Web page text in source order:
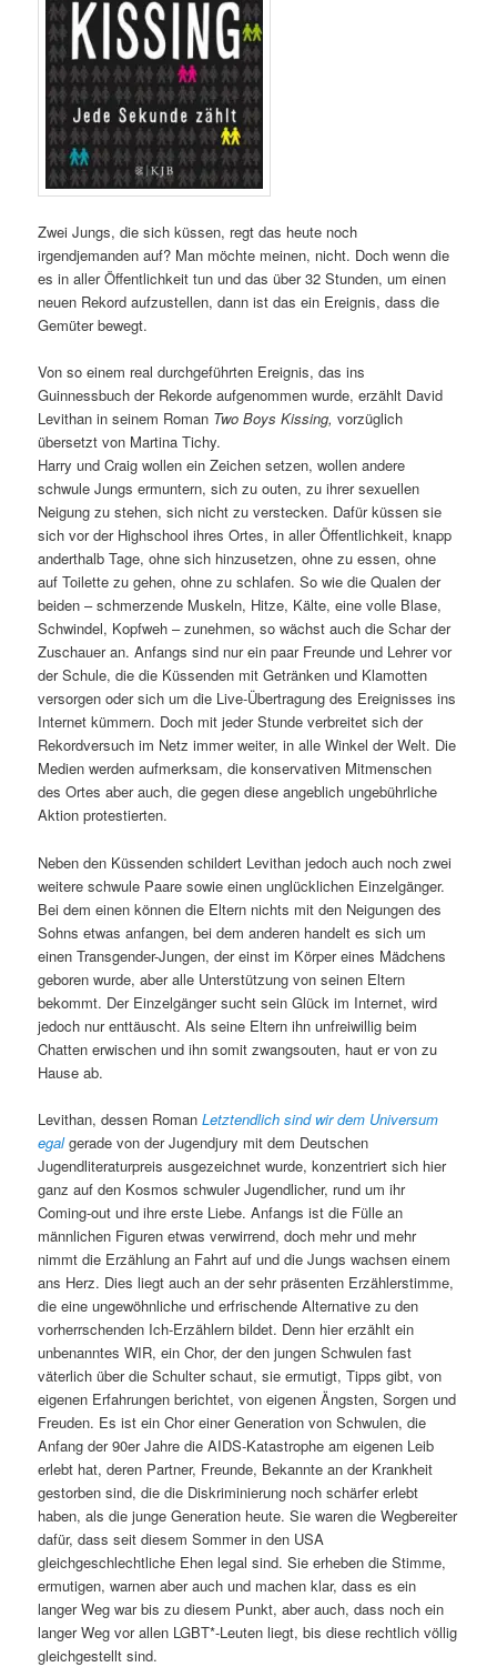
Zwei Jungs, die sich küssen, regt das heute noch
irgendjemanden auf? Man möchte meinen, nicht. Doch wenn die
es in aller Öffentlichkeit tun und das über 32 Stunden, um einen
neuen Rekord aufzustellen, dann ist das ein Ereignis, dass die
Gemüter bewegt.
Von so einem real durchgeführten Ereignis, das ins
Guinnessbuch der Rekorde aufgenommen wurde, erzählt David
Levithan in seinem Roman Two Boys Kissing,vorzüglich
übersetzt von Martina Tichy.
Harry und Craig wollen ein Zeichen setzen, wollen andere
schwule Jungs ermuntern, sich zu outen, zu ihrer sexuellen
Neigung zu stehen, sich nicht zu verstecken. Dafür küssen sie
sich vor der Highschool ihres Ortes, in aller Öffentlichkeit, knapp
anderthalb Tage, ohne sich hinzusetzen, ohne zu essen, ohne
auf Toilette zu gehen, ohne zu schlafen. So wie die Qualen der
beiden – schmerzende Muskeln, Hitze, Kälte, eine volle Blase,
Schwindel, Kopfweh – zunehmen, so wächst auch die Schar der
Zuschauer an. Anfangs sind nur ein paar Freunde und Lehrer vor
der Schule, die die Küssenden mit Getränken und Klamotten
versorgen oder sich um die Live-Übertragung des Ereignisses ins
Internet kümmern. Doch mit jeder Stunde verbreitet sich der
Rekordversuch im Netz immer weiter, in alle Winkel der Welt. Die
Medien werden aufmerksam, die konservativen Mitmenschen
des Ortes aber auch, die gegen diese angeblich ungebührliche
Aktion protestierten.
Neben den Küssenden schildert Levithan jedoch auch noch zwei
weitere schwule Paare sowie einen unglücklichen Einzelgänger.
Bei dem einen können die Eltern nichts mit den Neigungen des
Sohns etwas anfangen, bei dem anderen handelt es sich um
einen Transgender-Jungen, der einst im Körper eines Mädchens
geboren wurde, aber alle Unterstützung von seinen Eltern
bekommt. Der Einzelgänger sucht sein Glück im Internet, wird
jedoch nur enttäuscht. Als seine Eltern ihn unfreiwillig beim
Chatten erwischen und ihn somit zwangsouten, haut er von zu
Hause ab.
Levithan, dessen RomanLetztendlich sind wir dem Universum
egalgerade von der Jugendjury mit dem Deutschen
Jugendliteraturpreis ausgezeichnet wurde, konzentriert sich hier
ganz auf den Kosmos schwuler Jugendlicher, rund um ihr
Coming-out und ihre erste Liebe. Anfangs ist die Fülle an
männlichen Figuren etwas verwirrend, doch mehr und mehr
nimmt die Erzählung an Fahrt auf und die Jungs wachsen einem
ans Herz. Dies liegt auch an der sehr präsenten Erzählerstimme,
die eine ungewöhnliche und erfrischende Alternative zu den
vorherrschenden Ich-Erzählern bildet. Denn hier erzählt ein
unbenanntes WIR, ein Chor, der den jungen Schwulen fast
väterlich über die Schulter schaut, sie ermutigt, Tipps gibt, von
eigenen Erfahrungen berichtet, von eigenen Ängsten, Sorgen und
Freuden. Es ist ein Chor einer Generation von Schwulen, die
Anfang der 90er Jahre die AIDS-Katastrophe am eigenen Leib
erlebt hat, deren Partner, Freunde, Bekannte an der Krankheit
gestorben sind, die die Diskriminierung noch schärfer erlebt
haben, als die junge Generation heute. Sie waren die Wegbereiter
dafür, dass seit diesem Sommer in den USA
gleichgeschlechtliche Ehen legal sind. Sie erheben die Stimme,
ermutigen, warnen aber auch und machen klar, dass es ein
langer Weg war bis zu diesem Punkt, aber auch, dass noch ein
langer Weg vor allen LGBT*-Leuten liegt, bis diese rechtlich völlig
gleichgestellt sind.